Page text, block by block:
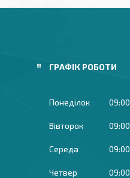
ГРАФІК РОБОТИ
Понеділок 09:00
Вівторок 09:00
Середа 09:00
Четвер 09:00